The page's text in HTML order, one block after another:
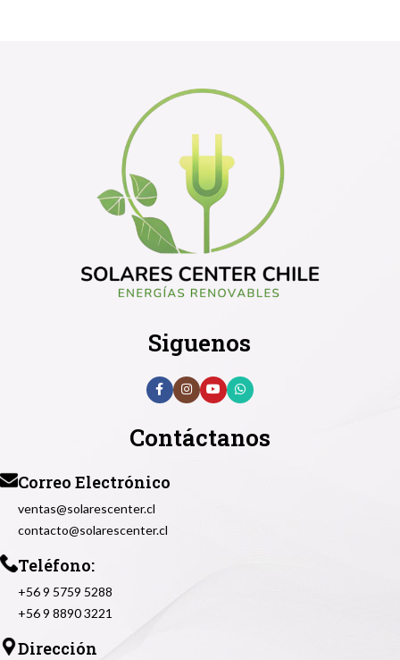
Siguenos
Contáctanos
Correo Electrónico
ventas@solarescenter.cl
contacto@solarescenter.cl
Teléfono:
+56 9 5759 5288
+56 9 8890 3221
Dirección